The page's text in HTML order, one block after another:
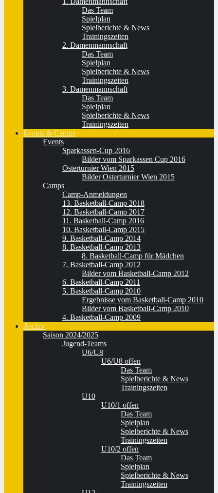
Das Team
Spielplan
Spielberichte & News
Trainingszeiten
2. Damenmannschaft
Das Team
Spielplan
Spielberichte & News
Trainingszeiten
3. Damenmannschaft
Das Team
Spielplan
Spielberichte & News
Trainingszeiten
Events & Camps
Events
Sparkassen-Cup 2016
Bilder vom Sparkassen Cup 2016
Osterturnier Wien 2015
Bilder Osterturnier Wien 2015
Camps
Camp-Anmeldungen
13. Basketball-Camp 2018
12. Basketball-Camp 2017
11. Basketball-Camp 2016
10. Basketball-Camp 2015
9. Basketball-Camp 2014
8. Basketball-Camp 2013
8. Basketball-Camp für Mädchen
7. Basketball-Camp 2012
Bilder vom Basketball-Camp 2012
6. Basketball-Camp 2011
5. Basketball-Camp 2010
Ergebnisse vom Basketball-Camp 2010
Bilder vom Basketball-Camp 2010
4. Basketball-Camp 2009
Archiv
Saison 2024/2025
Jugend-Teams
U6/U8
U6/U8 offen
Das Team
Spielberichte & News
Trainingszeiten
U10
U10/1 offen
Das Team
Spielplan
Spielberichte & News
Trainingszeiten
U10/2 offen
Das Team
Spielplan
Spielberichte & News
Trainingszeiten